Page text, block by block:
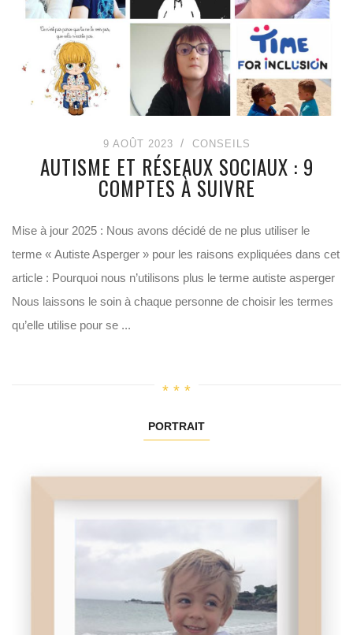
9 AOÛT 2023 CONSEILS
AUTISME ET RÉSEAUX SOCIAUX : 9
COMPTES À SUIVRE
Mise à jour 2025 : Nous avons décidé de ne plus utiliser le
terme « Autiste Asperger » pour les raisons expliquées dans cet
article : Pourquoi nous n’utilisons plus le terme autiste asperger
Nous laissons le soin à chaque personne de choisir les termes
qu’elle utilise pour se ...
PORTRAIT